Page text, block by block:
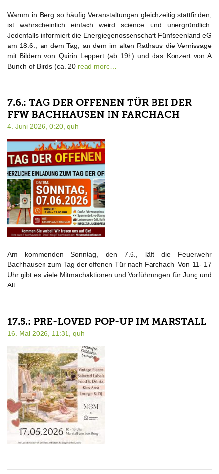
Warum in Berg so häufig Veranstaltungen gleichzeitig stattfinden,
ist wahrscheinlich einfach weird science und unergründlich.
Jedenfalls informiert die Energiegenossenschaft Fünfseenland eG
am 18.6., an dem Tag, an dem im alten Rathaus die Vernissage
mit Bildern von Quirin Leppert (ab 19h) und das Konzert von A
Bunch of Birds (ca. 20 read more…
7.6.: TAG DER OFFENEN TÜR BEI DER
FFW BACHHAUSEN IN FARCHACH
4. Juni 2026, 0:20, quh
Am kommenden Sonntag, den 7.6., läft die Feuerwehr
Bachhausen zum Tag der offenen Tür nach Farchach. Von 11- 17
Uhr gibt es viele Mitmachaktionen und Vorführungen für Jung und
Alt.
17.5.: PRE-LOVED POP-UP IM MARSTALL
16. Mai 2026, 11:31, quh